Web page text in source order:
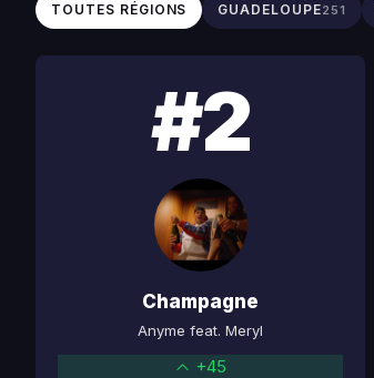
TOUTES RÉGIONS GUADELOUPE251
#2
Champagne
Anyme feat. Meryl
+45